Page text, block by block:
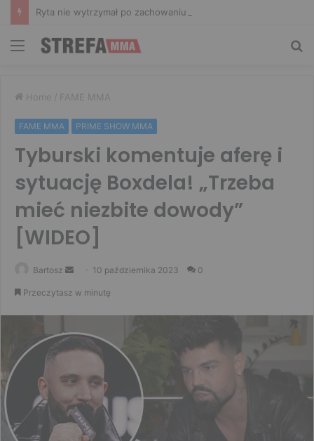
Menu
Home / FAME MMA
FAME MMA PRIME SHOW MMA
Tyburski komentuje aferę i
sytuację Boxdela! „Trzeba
mieć niezbite dowody”
[WIDEO]
Bartosz
Send 10 października 2023 0
Przeczytasz w minutę